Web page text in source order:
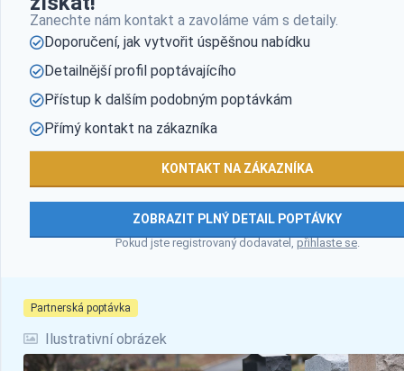
Partnerská poptávka
Ilustrativní obrázek
Zanechte nám kontakt a zavoláme vám s detaily.
Doporučení, jak vytvořit úspěšnou nabídku
Detailnější profil poptávajícího
Přístup k dalším podobným poptávkám
Přímý kontakt na zákazníka
KONTAKT NA ZÁKAZNÍKA
ZOBRAZIT PLNÝ DETAIL POPTÁVKY
Pokud jste registrovaný dodavatel, přihlaste se.